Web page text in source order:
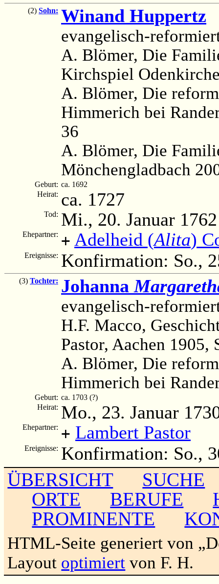
(2) Sohn: Winand Huppertz
evangelisch-
A. Blömer, Die
Kirchspiel
A. Blömer, Die
Himmerich bei
36
A. Blömer, Die
Mönchengladbach
Geburt: ca. 1692
Heirat: ca. 1727
Tod: Mi., 20. Januar 1762
Ehepartner: + Adelheid (Alita)
Ereignisse: Konfirmation: So.,
(3) Tochter: Johanna
evangelisch-
H.F. Macco,
Pastor, Aachen 1905,
A. Blömer, Die
Himmerich bei
Geburt: ca. 1703 (?)
Heirat: Mo., 23. Januar
Ehepartner: + Lambert Pastor
Ereignisse: Konfirmation: So.,
ÜBERSICHT
SUCHE
ORTE
BERUFE
PROMINENTE
HTML-Seite generiert von
Layout optimiert von F. H.